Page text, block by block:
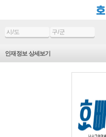
인재정보 상세보기